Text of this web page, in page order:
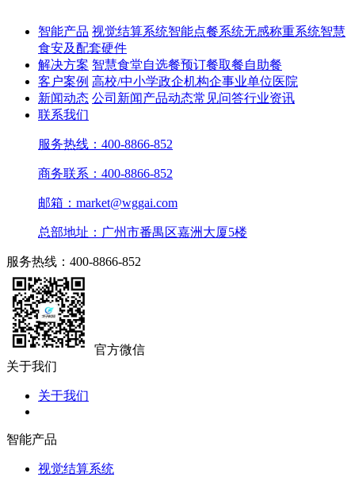
智能产品 视觉结算系统智能点餐系统无感称重系统智慧
食安及配套硬件
解决方案 智慧食堂自选餐预订餐取餐自助餐
客户案例 高校/中小学政企机构企事业单位医院
新闻动态 公司新闻产品动态常见问答行业资讯
联系我们
服务热线：400-8866-852
商务联系：400-8866-852
邮箱：market@wggai.com
总部地址：广州市番禺区嘉洲大厦5楼
服务热线：400-8866-852
官方微信
关于我们
关于我们
智能产品
视觉结算系统